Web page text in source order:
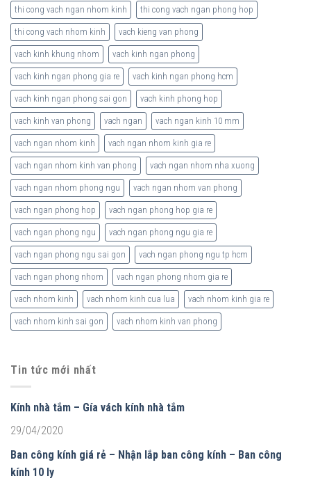
thi cong vach ngan nhom kinh thi cong vach ngan phong hop
thi cong vach nhom kinh vach kieng van phong
vach kinh khung nhom vach kinh ngan phong
vach kinh ngan phong gia re vach kinh ngan phong hcm
vach kinh ngan phong sai gon vach kinh phong hop
vach kinh van phong vach ngan vach ngan kinh 10 mm
vach ngan nhom kinh vach ngan nhom kinh gia re
vach ngan nhom kinh van phong vach ngan nhom nha xuong
vach ngan nhom phong ngu vach ngan nhom van phong
vach ngan phong hop vach ngan phong hop gia re
vach ngan phong ngu vach ngan phong ngu gia re
vach ngan phong ngu sai gon vach ngan phong ngu tp hcm
vach ngan phong nhom vach ngan phong nhom gia re
vach nhom kinh vach nhom kinh cua lua vach nhom kinh gia re
vach nhom kinh sai gon vach nhom kinh van phong
Tin tức mới nhất
Kính nhà tắm – Gía vách kính nhà tắm
29/04/2020
Ban công kính giá rẻ – Nhận lắp ban công kính – Ban công
kính 10 ly